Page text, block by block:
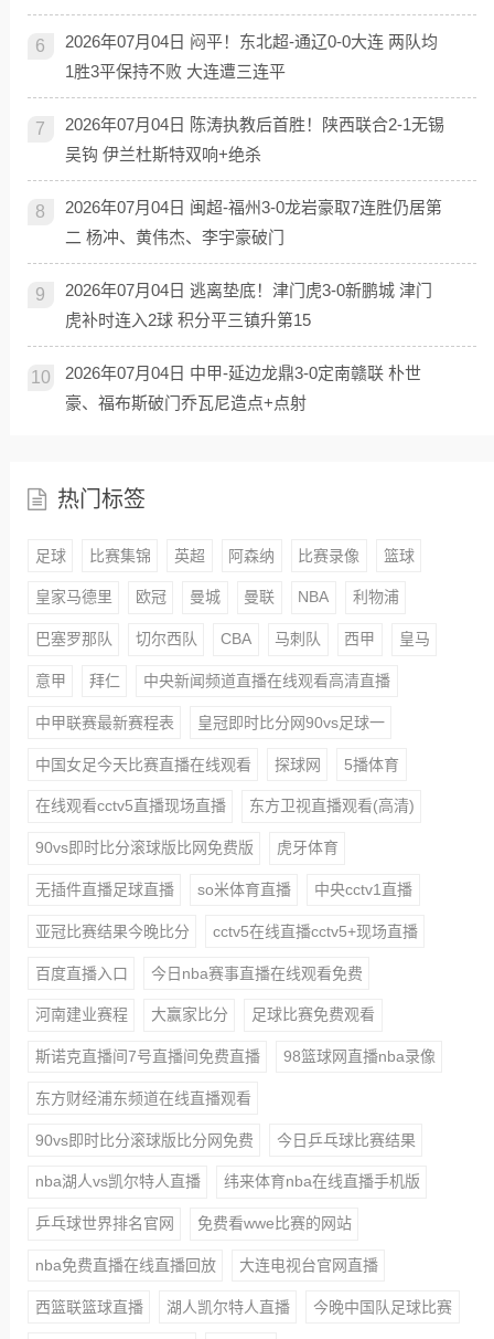
6
2026年07月04日 闷平！东北超-通辽0-0大连 两队均
1胜3平保持不败 大连遭三连平
7
2026年07月04日 陈涛执教后首胜！陕西联合2-1无锡
吴钩 伊兰杜斯特双响+绝杀
8
2026年07月04日 闽超-福州3-0龙岩豪取7连胜仍居第
二 杨冲、黄伟杰、李宇豪破门
9
2026年07月04日 逃离垫底！津门虎3-0新鹏城 津门
虎补时连入2球 积分平三镇升第15
10
2026年07月04日 中甲-延边龙鼎3-0定南赣联 朴世
豪、福布斯破门乔瓦尼造点+点射
热门标签
足球 比赛集锦 英超 阿森纳 比赛录像 篮球
皇家马德里 欧冠 曼城 曼联 NBA 利物浦
巴塞罗那队 切尔西队 CBA 马刺队 西甲 皇马
意甲 拜仁 中央新闻频道直播在线观看高清直播
中甲联赛最新赛程表 皇冠即时比分网90vs足球一
中国女足今天比赛直播在线观看 探球网 5播体育
在线观看cctv5直播现场直播 东方卫视直播观看(高清)
90vs即时比分滚球版比网免费版 虎牙体育
无插件直播足球直播 so米体育直播 中央cctv1直播
亚冠比赛结果今晚比分 cctv5在线直播cctv5+现场直播
百度直播入口 今日nba赛事直播在线观看免费
河南建业赛程 大赢家比分 足球比赛免费观看
斯诺克直播间7号直播间免费直播 98篮球网直播nba录像
东方财经浦东频道在线直播观看
90vs即时比分滚球版比分网免费 今日乒乓球比赛结果
nba湖人vs凯尔特人直播 纬来体育nba在线直播手机版
乒乓球世界排名官网 免费看wwe比赛的网站
nba免费直播在线直播回放 大连电视台官网直播
西篮联篮球直播 湖人凯尔特人直播 今晚中国队足球比赛